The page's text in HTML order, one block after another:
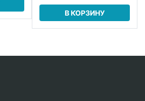
В КОРЗИНУ